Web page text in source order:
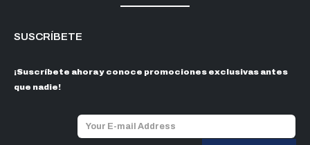
SUSCRÍBETE
¡Suscríbete ahora y conoce promociones exclusivas antes
que nadie!